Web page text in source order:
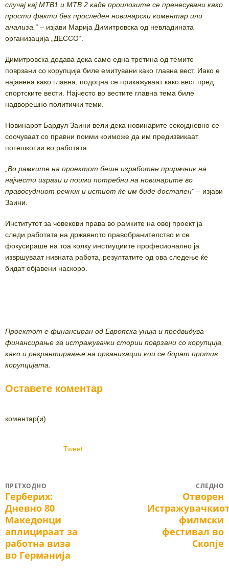
случај кај МТВ1 и МТВ 2 каде проилозите се пренесувани како
прости факти без проследен новинарски коментар или
анализа.“ – изјави Марија Димитровска од невладината
организација „ДЕССО“.
Димитровска додава дека само една третина од темите
поврзани со корупција биле емитувани како главна вест. Иако е
најавена како главна, подоцна се прикажуваат како вест пред
спортските вести. Најчесто во вестите главна тема биле
надворешно политички теми.
Новинарот Бардул Заини вели дека новинарите секојдневно се
соочуваат со правни поими коиможе да им предизвикаат
потешкотии во работата.
„Во рамките на проектот беше изработен прирачник на
најчести изрази и поими потребни на новинарите во
правосудниот речник и истиот ќе им биде достапен“ – изјави
Заини.
Институтот за човекови права во рамките на овој проект ја
следи работата на државното правобранителство и се
фокусираше на тоа колку инстиуциите професионално ја
извршуваат нивната работа, резултатите од ова следење ќе
бидат објавени наскоро.
Проектот е финансиран од Европска унија и предвидува
финансирање за истражувачки стории поврзани со корупција,
како и регрантираање на организации кои се борат против
корупцијата.
Оставете коментар
коментар(и)
Tweet
Post
navigation
ПРЕТХОДНО
Previous
post:
Герберих:
Дневно 80
Македонци
аплицираат за
работна виза
во Германија
СЛЕДНО
post:
Отворен
филмски
фестивал во
Скопје